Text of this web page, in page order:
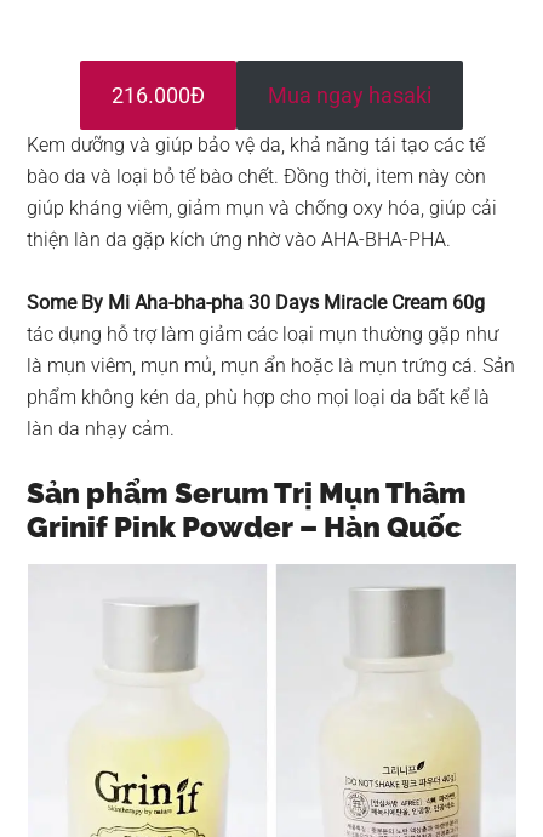
216.000Đ Mua ngay hasaki
Kem dưỡng và giúp bảo vệ da, khả năng tái tạo các tế
bào da và loại bỏ tế bào chết. Đồng thời, item này còn
giúp kháng viêm, giảm mụn và chống oxy hóa, giúp cải
thiện làn da gặp kích ứng nhờ vào AHA-BHA-PHA.
Some By Mi Aha-bha-pha 30 Days Miracle Cream 60g
tác dụng hỗ trợ làm giảm các loại mụn thường gặp như
là mụn viêm, mụn mủ, mụn ẩn hoặc là mụn trứng cá. Sản
phẩm không kén da, phù hợp cho mọi loại da bất kể là
làn da nhạy cảm.
Sản phẩm Serum Trị Mụn Thâm
Grinif Pink Powder – Hàn Quốc